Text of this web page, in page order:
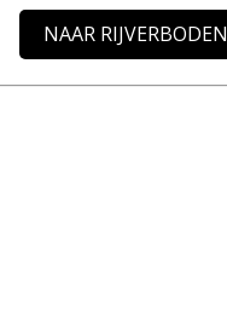
NAAR RIJVERBODEN